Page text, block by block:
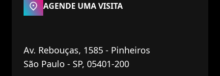
AGENDE UMA VISITA
Av. Rebouças, 1585 - Pinheiros
São Paulo - SP, 05401-200